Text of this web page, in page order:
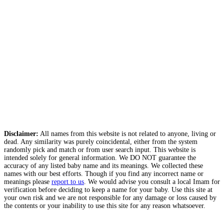
Disclaimer: All names from this website is not related to anyone, living or
dead. Any similarity was purely coincidental, either from the system
randomly pick and match or from user search input. This website is
intended solely for general information. We DO NOT guarantee the
accuracy of any listed baby name and its meanings. We collected these
names with our best efforts. Though if you find any incorrect name or
meanings please report to us . We would advise you consult a local Imam for
verification before deciding to keep a name for your baby. Use this site at
your own risk and we are not responsible for any damage or loss caused by
the contents or your inability to use this site for any reason whatsoever.